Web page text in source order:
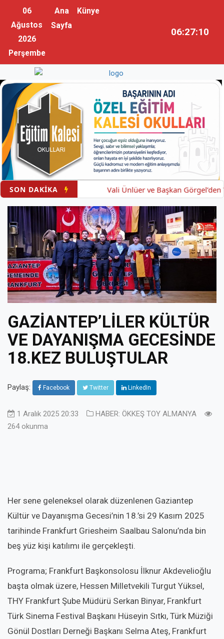
06
Ağustos
2026
Perşembe
Ana
Sayfa
Künye
06:27:11
SON DAKİKA Vali Ünlüer ve Başkan Görgel’den
GAZİANTEP’LİLER KÜLTÜR
VE DAYANIŞMA GECESİNDE
18.KEZ BULUŞTULAR
Paylaş: Facebook Twitter LinkedIn
1 Aralık 2025 20:33
HABER: ÖKKEŞ TOY ALMANYA
264 okunma
Her sene geleneksel olarak düzenlenen Gaziantep
Kültür ve Dayanışma Gecesi’nin 18.’si 29 Kasım 2025
tarihinde Frankfurt Griesheim Saalbau Salonu’nda bin
beş yüz kişi katılımı ile gerçekleşti.
Programa; Frankfurt Başkonsolosu İlknur Akdevelioğlu
başta olmak üzere, Hessen Milletvekili Turgut Yüksel,
THY Frankfurt Şube Müdürü Serkan Binyar, Frankfurt
Türk Sinema Festival Başkanı Hüseyin Sıtkı, Türk Müziği
Gönül Dostları Derneği Başkanı Selma Ateş, Frankfurt